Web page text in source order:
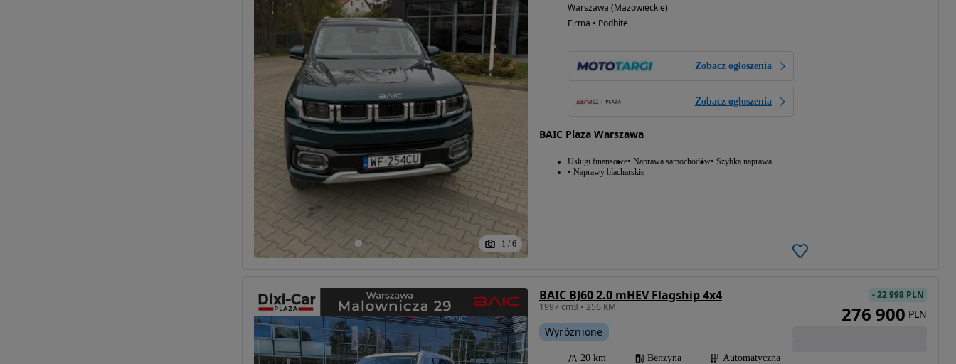
1 / 6
Warszawa (Mazowieckie)
Firma • Podbite
Zobacz ogłoszenia
Zobacz ogłoszenia
BAIC Plaza Warszawa
Usługi finansowe Naprawa samochodów Szybka naprawa
Naprawy blacharskie
BAIC BJ60 2.0 mHEV Flagship 4x4
1997 cm3 • 256 KM
Wyróżnione
20 km Benzyna
Automatyczna
-22 998 PLN
276 900 PLN